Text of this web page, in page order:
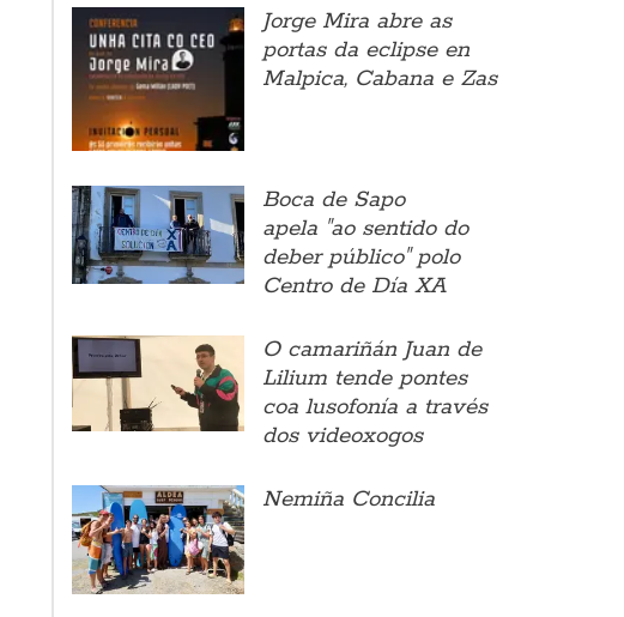
Jorge Mira abre as
portas da eclipse en
Malpica, Cabana e Zas
Boca de Sapo
apela "ao sentido do
deber público" polo
Centro de Día XA
O camariñán Juan de
Lilium tende pontes
coa lusofonía a través
dos videoxogos
Nemiña Concilia